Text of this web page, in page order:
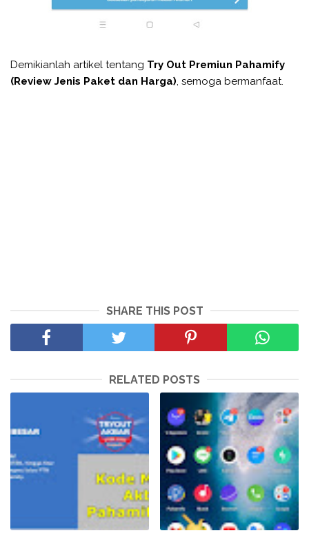
Demikianlah artikel tentang Try Out Premiun Pahamify
(Review Jenis Paket dan Harga) , semoga bermanfaat.
SHARE THIS POST
RELATED POSTS